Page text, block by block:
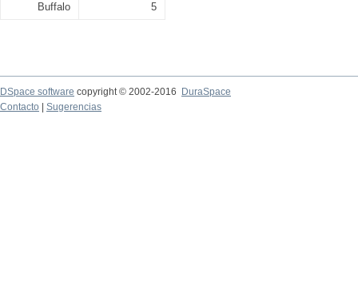
Buffalo 5
DSpace software copyright © 2002-2016
DuraSpace
Contacto
Sugerencias